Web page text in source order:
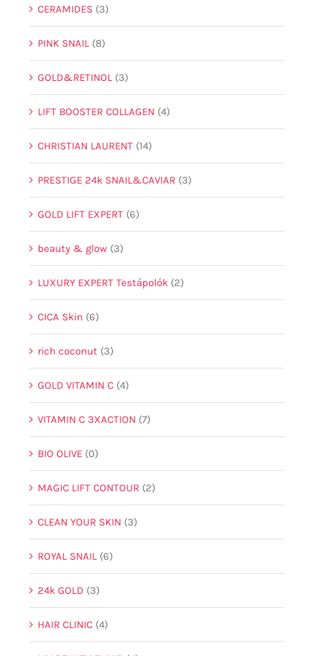
CERAMIDES (3)
PINK SNAIL (8)
GOLD&RETINOL (3)
LIFT BOOSTER COLLAGEN (4)
CHRISTIAN LAURENT (14)
PRESTIGE 24k SNAIL&CAVIAR (3)
GOLD LIFT EXPERT (6)
beauty & glow (3)
LUXURY EXPERT Testápolók (2)
CICA Skin (6)
rich coconut (3)
GOLD VITAMIN C (4)
VITAMIN C 3XACTION (7)
BIO OLIVE (0)
MAGIC LIFT CONTOUR (2)
CLEAN YOUR SKIN (3)
ROYAL SNAIL (6)
24k GOLD (3)
HAIR CLINIC (4)